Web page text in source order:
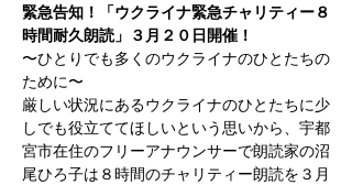
緊急告知！「ウクライナ緊急チャリティー８
時間耐久朗読」３月２０日開催！
〜ひとりでも多くのウクライナのひとたちの
ために〜
厳しい状況にあるウクライナのひとたちに少
しでも役立ててほしいという思いから、宇都
宮市在住のフリーアナウンサーで朗読家の沼
尾ひろ子は８時間のチャリティー朗読を３月